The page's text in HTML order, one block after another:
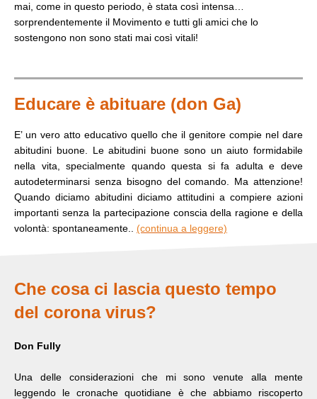
mai, come in questo periodo, è stata così intensa…
sorprendentemente il Movimento e tutti gli amici che lo
sostengono non sono stati mai così vitali!
Educare è abituare (don Ga)
E’ un vero atto educativo quello che il genitore compie nel dare
abitudini buone. Le abitudini buone sono un aiuto formidabile
nella vita, specialmente quando questa si fa adulta e deve
autodeterminarsi senza bisogno del comando. Ma attenzione!
Quando diciamo abitudini diciamo attitudini a compiere azioni
importanti senza la partecipazione conscia della ragione e della
volontà: spontaneamente.. (continua a leggere)
Che cosa ci lascia questo tempo
del corona virus?
Don Fully
Una delle considerazioni che mi sono venute alla mente
leggendo le cronache quotidiane è che abbiamo riscoperto